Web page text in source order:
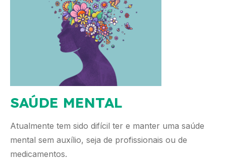
SAÚDE MENTAL
Atualmente tem sido difícil ter e manter uma saúde
mental sem auxílio, seja de profissionais ou de
medicamentos.